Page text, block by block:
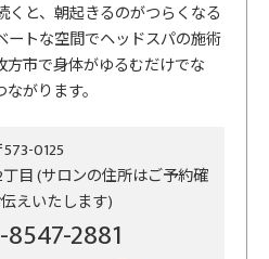
くと、朝起きるのがつらくなる
ートな空間でヘッドスパの施術
方市で身体がゆるむだけでな
がります。
573-0125
目 (サロンの住所はご予約確
えいたします)
2881